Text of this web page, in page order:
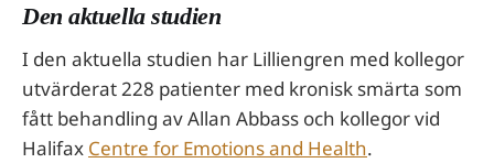
Den aktuella studien
I den aktuella studien har Lilliengren med kollegor
utvärderat 228 patienter med kronisk smärta som
fått behandling av Allan Abbass och kollegor vid
Halifax Centre for Emotions and Health.